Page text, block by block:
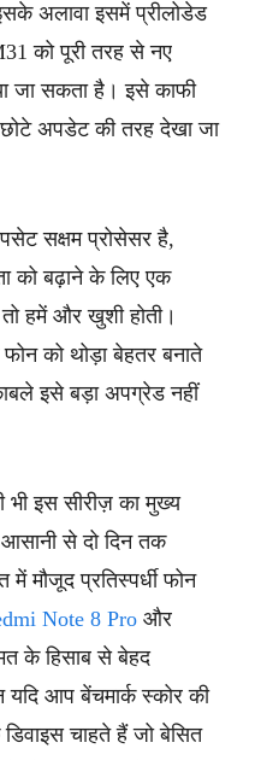
अलावा इसमें प्रीलोडेड
को पूरी तरह से नए
जा सकता है। इसे काफी
अपडेट की तरह देखा जा
सक्षम प्रोसेसर है,
को बढ़ाने के लिए एक
हमें और खुशी होती।
को थोड़ा बेहतर बनाते
इसे बड़ा अपग्रेड नहीं
भी इस सीरीज़ का मुख्य
से दो दिन तक
मौजूद प्रतिस्पर्धी फोन
Note 8 Pro और
के हिसाब से बेहद
यदि आप बेंचमार्क स्कोर की
चाहते हैं जो बेसित